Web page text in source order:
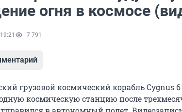
огня в космосе
7 791
грузовой космический корабль Cygnus
космическую станцию после